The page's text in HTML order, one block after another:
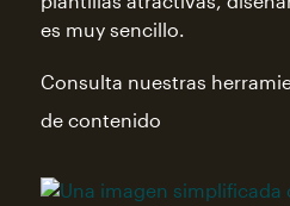
es muy sencillo.
Consulta nuestras
de contenido